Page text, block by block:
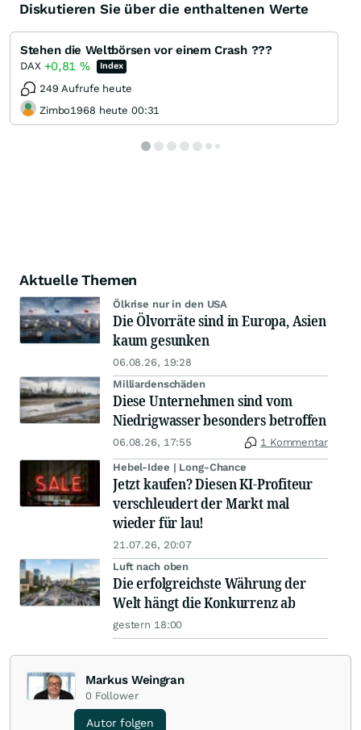
Diskutieren Sie über die enthaltenen Werte
Stehen die Weltbörsen vor einem Crash ???
DAX +0,81 % Index
249 Aufrufe heute
Zimbo1968 heute 00:31
Aktuelle Themen
Ölkrise nur in den USA
Die Ölvorräte sind in Europa, Asien
kaum gesunken
06.08.26, 19:28
Milliardenschäden
Diese Unternehmen sind vom
Niedrigwasser besonders betroffen
06.08.26, 17:55 1 Kommentar
Hebel-Idee | Long-Chance
Jetzt kaufen? Diesen KI-Profiteur
verschleudert der Markt mal
wieder für lau!
21.07.26, 20:07
Luft nach oben
Die erfolgreichste Währung der
Welt hängt die Konkurrenz ab
gestern 18:00
Markus Weingran
0 Follower
Autor folgen